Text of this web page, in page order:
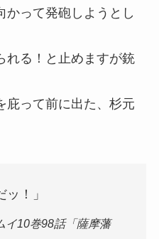
かって発砲しようとし
れる！と止めますが銃
って前に出た、杉元
ッ！」
イ10巻98話「薩摩藩